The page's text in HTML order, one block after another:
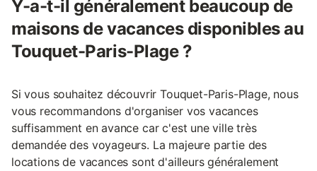
Y-a-t-il généralement beaucoup de
maisons de vacances disponibles au
Touquet-Paris-Plage ?
Si vous souhaitez découvrir Touquet-Paris-Plage, nous
vous recommandons d'organiser vos vacances
suffisamment en avance car c'est une ville très
demandée des voyageurs. La majeure partie des
locations de vacances sont d'ailleurs généralement